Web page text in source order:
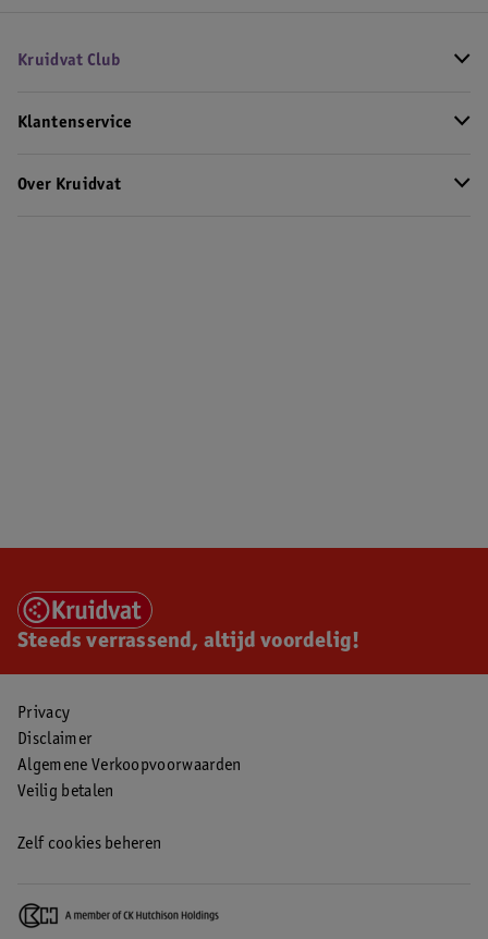
Kruidvat Club
Klantenservice
Over Kruidvat
Steeds verrassend, altijd voordelig!
Privacy
Disclaimer
Algemene Verkoopvoorwaarden
Veilig betalen
Zelf cookies beheren